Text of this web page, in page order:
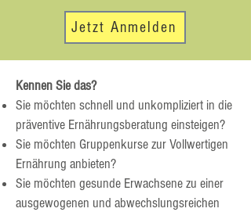
Jetzt Anmelden
Kennen Sie das?
Sie möchten schnell und unkompliziert in die
präventive Ernährungsberatung einsteigen?
Sie möchten Gruppenkurse zur Vollwertigen
Ernährung anbieten?
Sie möchten gesunde Erwachsene zu einer
ausgewogenen und abwechslungsreichen